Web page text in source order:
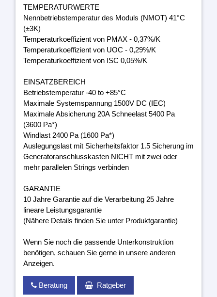
TEMPERATURWERTE
Nennbetriebstemperatur des Moduls (NMOT) 41°C
(±3K)
Temperaturkoeffizient von PMAX - 0,37%/K
Temperaturkoeffizient von UOC - 0,29%/K
Temperaturkoeffizient von ISC 0,05%/K
EINSATZBEREICH
Betriebstemperatur -40 to +85°C
Maximale Systemspannung 1500V DC (IEC)
Maximale Absicherung 20A Schneelast 5400 Pa
(3600 Pa*)
Windlast 2400 Pa (1600 Pa*)
Auslegungslast mit Sicherheitsfaktor 1.5 Sicherung im
Generatoranschlusskasten NICHT mit zwei oder
mehr parallelen Strings verbinden
GARANTIE
10 Jahre Garantie auf die Verarbeitung 25 Jahre
lineare Leistungsgarantie
(Nähere Details finden Sie unter Produktgarantie)
Wenn Sie noch die passende Unterkonstruktion
benötigen, schauen Sie gerne in unsere anderen
Anzeigen.
Beratung Ratgeber